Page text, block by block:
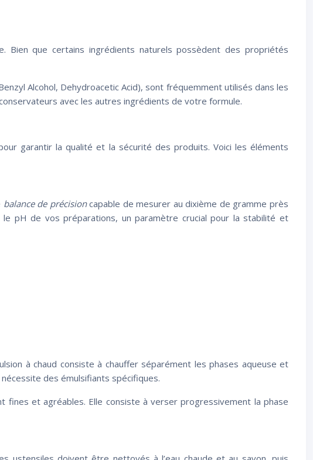
Bien que certains ingrédients naturels possèdent des propriétés
Alcohol, Dehydroacetic Acid), sont fréquemment utilisés dans les
avec les autres ingrédients de votre formule.
garantir la qualité et la sécurité des produits. Voici les éléments
balance de précisioncapable de mesurer au dixième de gramme près
pH de vos préparations, un paramètre crucial pour la stabilité et
à chaud consiste à chauffer séparément les phases aqueuse et
des émulsifiants spécifiques.
fines et agréables. Elle consiste à verser progressivement la phase